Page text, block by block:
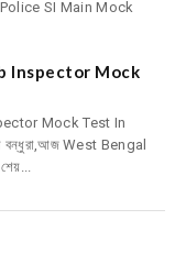
Police SI Main Mock
Inspector Mock
Mock Test In
West Bengal